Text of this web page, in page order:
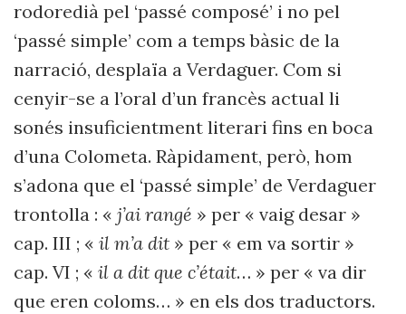
rodoredià pel ‘passé composé’ i no pel
‘passé simple’ com a temps bàsic de la
narració, desplaïa a Verdaguer. Com si
cenyir-se a l’oral d’un francès actual li
sonés insuficientment literari fins en boca
d’una Colometa. Ràpidament, però, hom
s’adona que el ‘passé simple’ de Verdaguer
trontolla : « j’ai rangé » per « vaig desar »
cap. III ; « il m’a dit » per « em va sortir »
cap. VI ; « il a dit que c’était… » per « va dir
que eren coloms… » en els dos traductors.